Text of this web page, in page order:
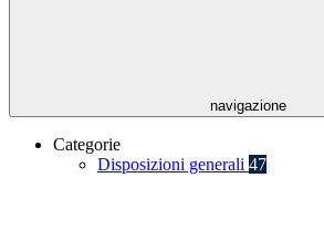
navigazione
Categorie
Disposizioni generali 47